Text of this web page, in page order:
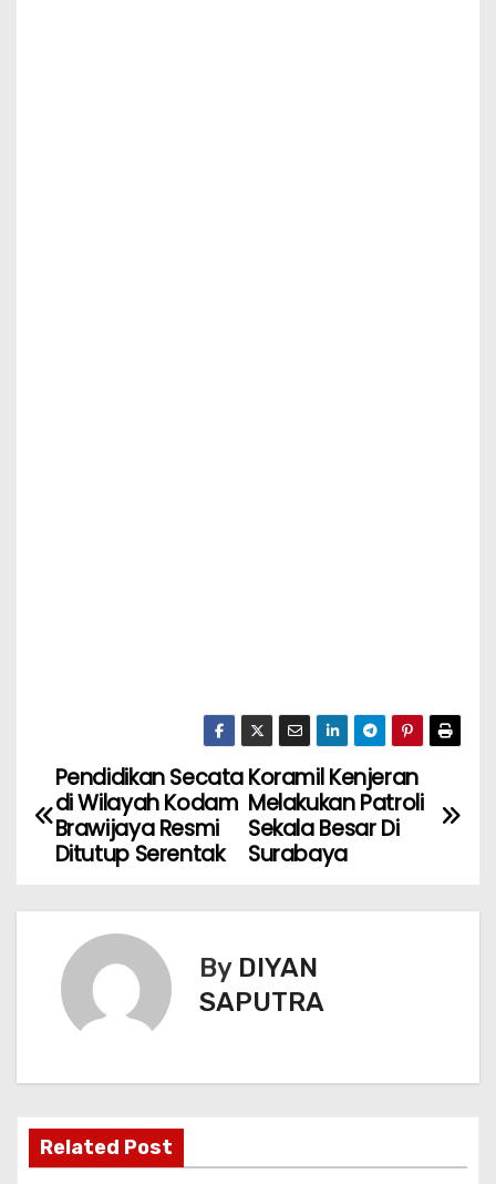
Koramil Kenjeran
Melakukan Patroli
Sekala Besar Di
Surabaya
Pendidikan Secata
di Wilayah Kodam
Brawijaya Resmi
Ditutup Serentak
By DIYAN
SAPUTRA
Related Post